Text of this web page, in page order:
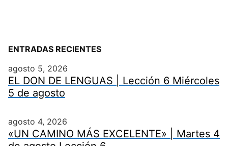
ENTRADAS RECIENTES
agosto 5, 2026
EL DON DE LENGUAS | Lección 6 Miércoles
5 de agosto
agosto 4, 2026
«UN CAMINO MÁS EXCELENTE» | Martes 4